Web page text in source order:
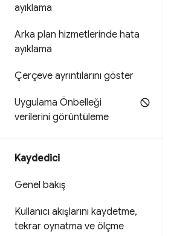
ayıklama
Arka plan hizmetlerinde hata
ayıklama
Çerçeve ayrıntılarını göster
Uygulama Önbelleği
verilerini görüntüleme
Kaydedici
Genel bakış
Kullanıcı akışlarını kaydetme,
tekrar oynatma ve ölçme